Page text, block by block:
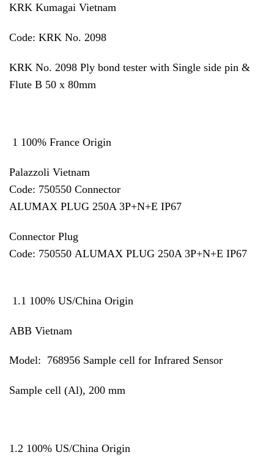
KRK Kumagai Vietnam
Code: KRK No. 2098
KRK No. 2098 Ply bond tester with Single side pin &
Flute B 50 x 80mm
1 100% France Origin
Palazzoli Vietnam
Code: 750550 Connector
ALUMAX PLUG 250A 3P+N+E IP67
Connector Plug
Code: 750550 ALUMAX PLUG 250A 3P+N+E IP67
1.1 100% US/China Origin
ABB Vietnam
Model: 768956 Sample cell for Infrared Sensor
Sample cell (Al), 200 mm
1.2 100% US/China Origin